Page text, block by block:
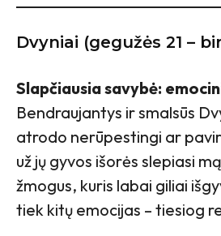
Dvyniai (gegužės 21 –
Slapčiausia savybė:
Bendraujantys ir smalsūs
atrodo nerūpestingi ar
už jų gyvos išorės slepiasi
žmogus, kuris labai giliai
tiek kitų emocijas – tiesiog